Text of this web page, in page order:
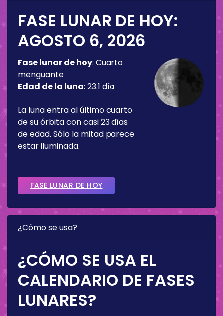
FASE LUNAR DE HOY:
AGOSTO 6, 2026
Fase lunar de hoy: Cuarto
menguante
Edad de la luna: 23.1 día
La luna entra al último cuarto
de su órbita con casi 23 días
de edad. Sólo la mitad parece
estar iluminada.
FASE LUNAR DE HOY
¿Cómo se usa?
¿CÓMO SE USA EL
CALENDARIO DE FASES
LUNARES?